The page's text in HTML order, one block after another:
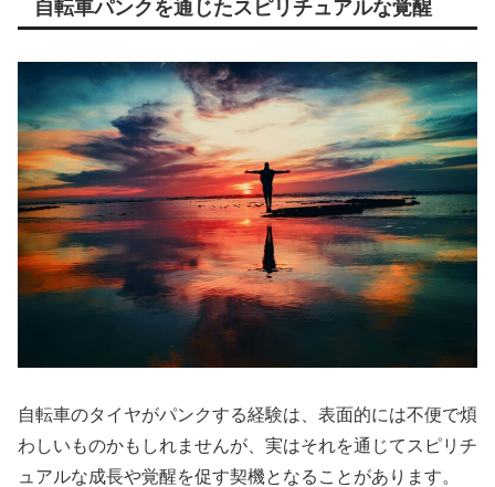
自転車パンクを通じたスピリチュアルな覚醒
自転車のタイヤがパンクする経験は、表面的には不便で煩
わしいものかもしれませんが、実はそれを通じてスピリチ
ュアルな成長や覚醒を促す契機となることがあります。